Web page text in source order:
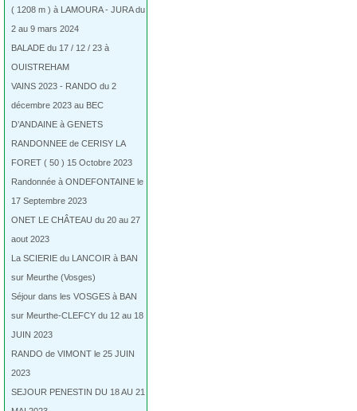
( 1208 m ) à LAMOURA - JURA du
2 au 9 mars 2024
BALADE du 17 / 12 / 23 à
OUISTREHAM
VAINS 2023 - RANDO du 2
décembre 2023 au BEC
D’ANDAINE à GENETS
RANDONNEE de CERISY LA
FORET ( 50 ) 15 Octobre 2023
Randonnée à ONDEFONTAINE le
17 Septembre 2023
ONET LE CHÂTEAU du 20 au 27
aout 2023
La SCIERIE du LANCOIR à BAN
sur Meurthe (Vosges)
Séjour dans les VOSGES à BAN
sur Meurthe-CLEFCY du 12 au 18
JUIN 2023
RANDO de VIMONT le 25 JUIN
2023
SEJOUR PENESTIN DU 18 AU 21